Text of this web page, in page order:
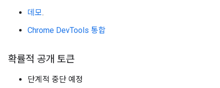
데모.
Chrome DevTools 통합
확률적 공개 토큰
단계적 중단 예정